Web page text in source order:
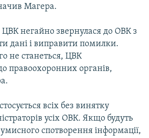
Магера.
негайно звернулася до ОВК з
дані і виправити помилки.
не станеться, ЦВК
правоохоронних органів,
всіх без винятку
усіх ОВК. Якщо будуть
спотворення інформації,